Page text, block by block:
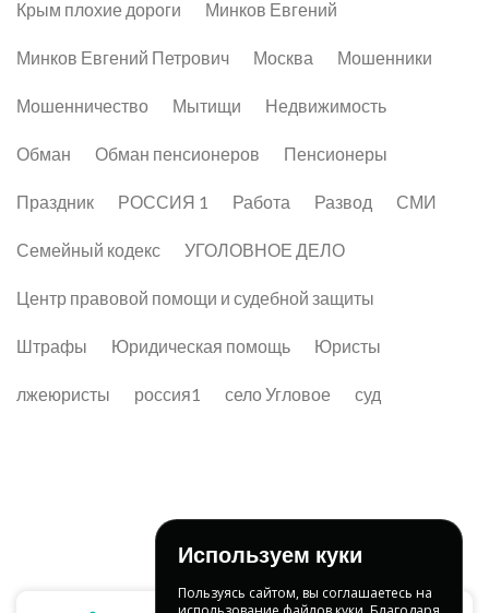
Крым плохие дороги Минков Евгений
Минков Евгений Петрович Москва Мошенники
Мошенничество Мытищи Недвижимость
Обман Обман пенсионеров Пенсионеры
Праздник РОССИЯ 1 Работа Развод СМИ
Семейный кодекс УГОЛОВНОЕ ДЕЛО
Центр правовой помощи и судебной защиты
Штрафы Юридическая помощь Юристы
лжеюристы россия1 село Угловое суд
Используем куки
Пользуясь сайтом, вы соглашаетесь на